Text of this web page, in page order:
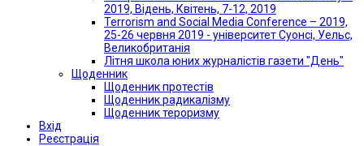
2019, Відень, Квітень, 7-12, 2019
Terrorism and Social Media Conference – 2019,
25-26 червня 2019 - університет Суонсі, Уельс,
Великобританія
Літня школа юних журналістів газети "День"
Щоденник
Щоденник протестів
Щоденник радикалізму
Щоденник тероризму
Вхід
Реєстрація